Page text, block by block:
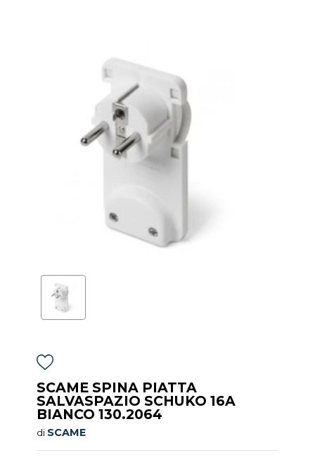
SCAME SPINA PIATTA
SALVASPAZIO SCHUKO 16A
BIANCO 130.2064
di SCAME